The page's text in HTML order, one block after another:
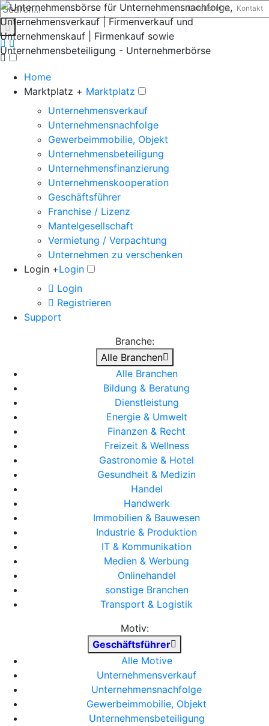
Datenschutz Kontakt
Home
Marktplatz + Marktplatz
Unternehmensverkauf
Unternehmensnachfolge
Gewerbeimmobilie, Objekt
Unternehmensbeteiligung
Unternehmensfinanzierung
Unternehmenskooperation
Geschäftsführer
Franchise / Lizenz
Mantelgesellschaft
Vermietung / Verpachtung
Unternehmen zu verschenken
Login +Login
Login
Registrieren
Support
Branche:
Alle Branchen
Alle Branchen
Bildung & Beratung
Dienstleistung
Energie & Umwelt
Finanzen & Recht
Freizeit & Wellness
Gastronomie & Hotel
Gesundheit & Medizin
Handel
Handwerk
Immobilien & Bauwesen
Industrie & Produktion
IT & Kommunikation
Medien & Werbung
Onlinehandel
sonstige Branchen
Transport & Logistik
Motiv:
Geschäftsführer
Alle Motive
Unternehmensverkauf
Unternehmensnachfolge
Gewerbeimmobilie, Objekt
Unternehmensbeteiligung